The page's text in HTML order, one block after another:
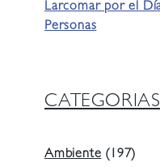
Larcomar por el
Personas
Ambiente(197)